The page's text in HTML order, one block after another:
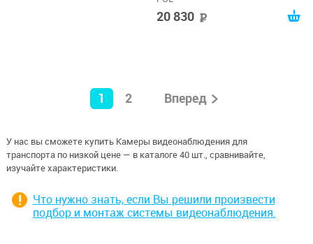
20 830
1 2 Вперед
У нас вы сможете купить Камеры видеонаблюдения для
транспорта по низкой цене — в каталоге 40 шт., сравнивайте,
изучайте характеристики.
Что нужно знать, если Вы решили произвести
подбор и монтаж системы видеонаблюдения.